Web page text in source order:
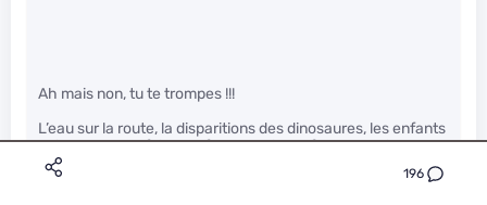
196
Ah mais non, tu te trompes !!!
L’eau sur la route, la disparitions des dinosaures, les enfants
qui meurent de faim, bref, tous les inconforts humains et
problèmes intergalactiques…, ne sont pas de la
responsabilité des terroristes, mais bien de Dieudonné !